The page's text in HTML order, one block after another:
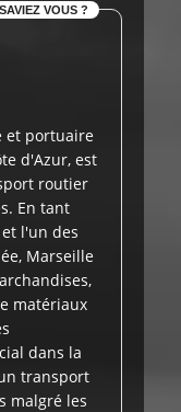
VOUS ?
et portuaire
d'Azur, est
routier
En tant
l'un des
Marseille
matériaux
dans la
transport
malgré les